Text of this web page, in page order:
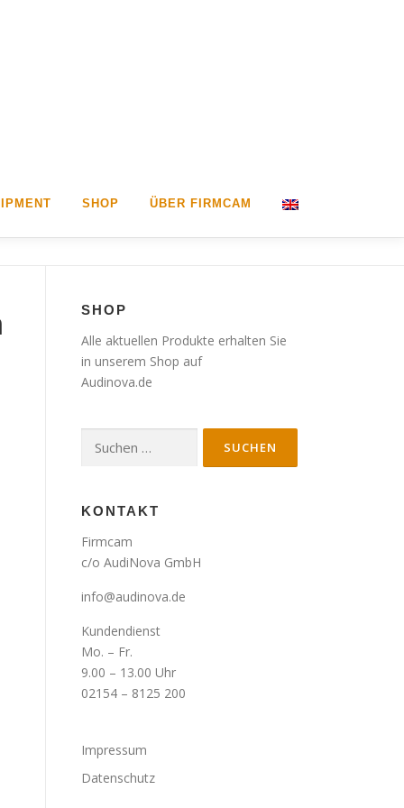
SHOP ÜBER FIRMCAM
SHOP
Alle aktuellen Produkte erhalten Sie
in unserem Shop auf
Audinova.de
nach:
KONTAKT
Firmcam
c/o AudiNova GmbH
info@audinova.de
Kundendienst
Mo. – Fr.
9.00 – 13.00 Uhr
02154 – 8125 200
Impressum
Datenschutz